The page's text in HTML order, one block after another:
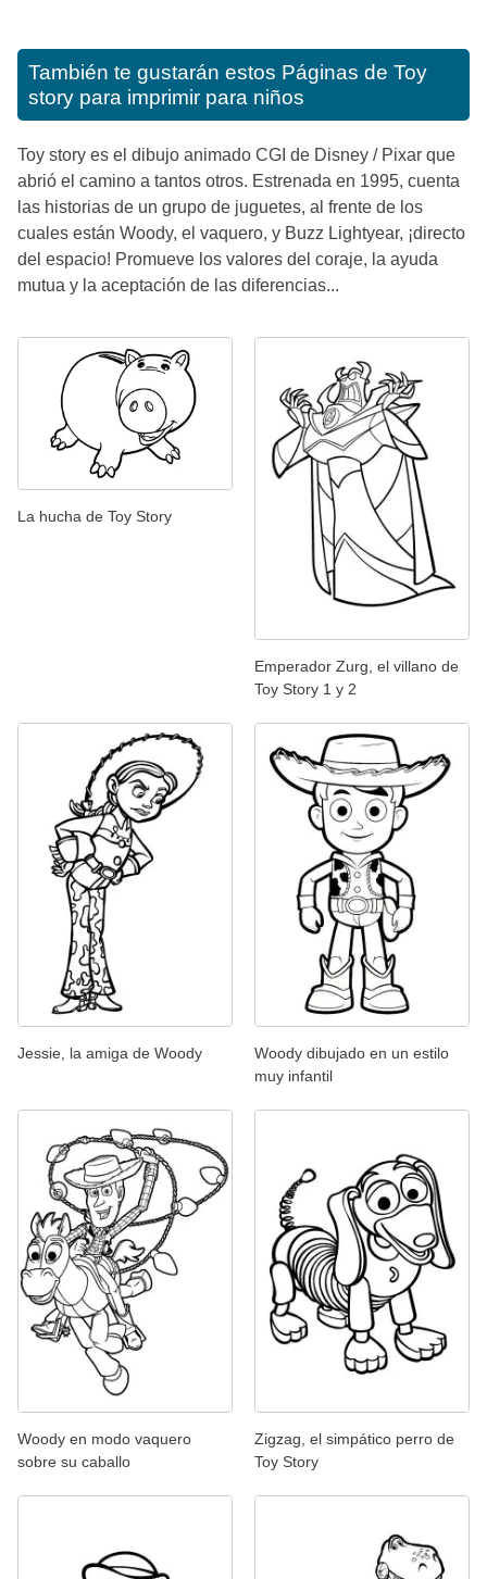
También te gustarán estos Páginas de Toy
story para imprimir para niños
Toy story es el dibujo animado CGI de Disney / Pixar que
abrió el camino a tantos otros. Estrenada en 1995, cuenta
las historias de un grupo de juguetes, al frente de los
cuales están Woody, el vaquero, y Buzz Lightyear, ¡directo
del espacio! Promueve los valores del coraje, la ayuda
mutua y la aceptación de las diferencias...
La hucha de Toy Story
Emperador Zurg, el villano de
Toy Story 1 y 2
Jessie, la amiga de Woody
Woody dibujado en un estilo
muy infantil
Woody en modo vaquero
sobre su caballo
Zigzag, el simpático perro de
Toy Story